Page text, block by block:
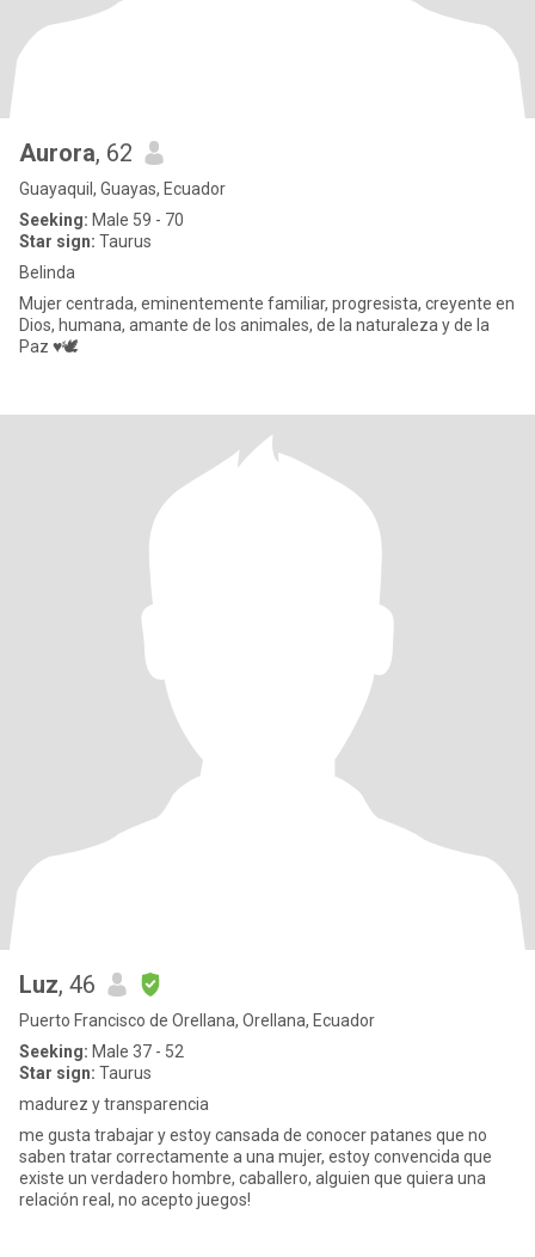
Aurora, 62
Guayaquil, Guayas, Ecuador
Seeking: Male 59 - 70
Star sign: Taurus
Belinda
Mujer centrada, eminentemente familiar, progresista, creyente en
Dios, humana, amante de los animales, de la naturaleza y de la
Paz ♥️🕊
Luz, 46
Puerto Francisco de Orellana, Orellana, Ecuador
Seeking: Male 37 - 52
Star sign: Taurus
madurez y transparencia
me gusta trabajar y estoy cansada de conocer patanes que no
saben tratar correctamente a una mujer, estoy convencida que
existe un verdadero hombre, caballero, alguien que quiera una
relación real, no acepto juegos!